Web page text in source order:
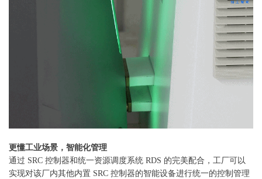
更懂工业场景，智能化管理
通过 SRC 控制器和统一资源调度系统 RDS 的完美配合，工厂可以
实现对该厂内其他内置 SRC 控制器的智能设备进行统一的控制管理